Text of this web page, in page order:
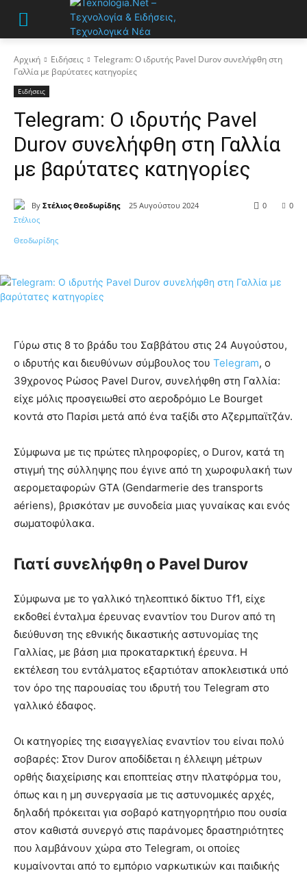
Αρχική Ειδήσεις
Telegram: Ο ιδρυτής Pavel Durov συνελήφθη στη
Γαλλία με βαρύτατες κατηγορίες
Ειδήσεις
Telegram: Ο ιδρυτής Pavel
Durov συνελήφθη στη Γαλλία
με βαρύτατες κατηγορίες
By Στέλιος Θεοδωρίδης 25 Αυγούστου 2024 0
0
Γύρω στις 8 το βράδυ του Σαββάτου στις 24 Αυγούστου,
ο ιδρυτής και διευθύνων σύμβουλος του Telegram, ο
39χρονος Ρώσος Pavel Durov, συνελήφθη στη Γαλλία:
είχε μόλις προσγειωθεί στο αεροδρόμιο Le Bourget
κοντά στο Παρίσι μετά από ένα ταξίδι στο Αζερμπαϊτζάν.
Σύμφωνα με τις πρώτες πληροφορίες, ο Durov, κατά τη
στιγμή της σύλληψης που έγινε από τη χωροφυλακή των
αερομεταφορών GTA (Gendarmerie des transports
aériens), βρισκόταν με συνοδεία μιας γυναίκας και ενός
σωματοφύλακα.
Γιατί συνελήφθη ο Pavel Durov
Σύμφωνα με το γαλλικό τηλεοπτικό δίκτυο Tf1, είχε
εκδοθεί ένταλμα έρευνας εναντίον του Durov από τη
διεύθυνση της εθνικής δικαστικής αστυνομίας της
Γαλλίας, με βάση μια προκαταρκτική έρευνα. Η
εκτέλεση του εντάλματος εξαρτιόταν αποκλειστικά υπό
τον όρο της παρουσίας του ιδρυτή του Telegram στο
γαλλικό έδαφος.
Οι κατηγορίες της εισαγγελίας εναντίον του είναι πολύ
σοβαρές: Στον Durov αποδίδεται η έλλειψη μέτρων
ορθής διαχείρισης και εποπτείας στην πλατφόρμα του,
όπως και η μη συνεργασία με τις αστυνομικές αρχές,
δηλαδή πρόκειται για σοβαρό κατηγορητήριο που ουσία
στον καθιστά συνεργό στις παράνομες δραστηριότητες
που λαμβάνουν χώρα στο Telegram, οι οποίες
κυμαίνονται από το εμπόριο ναρκωτικών και παιδικής